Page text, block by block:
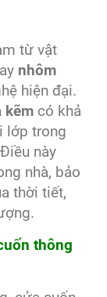
từ vật
nhôm
hiện đại.
kẽm có khả
lớp trong
này
nhà, bảo
thời tiết,
thông